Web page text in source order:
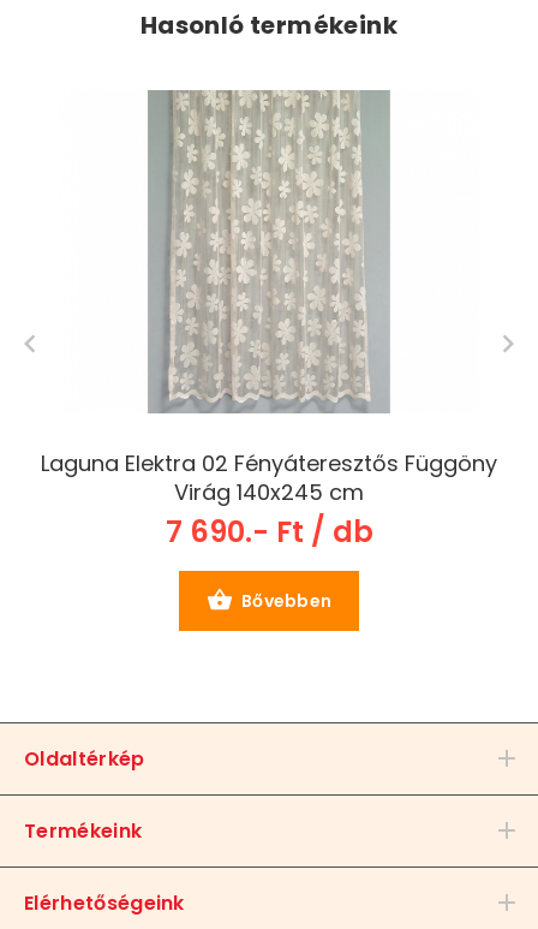
Hasonló termékeink
Laguna Elektra 02 Fényáteresztős Függöny
Virág 140x245 cm
7 690.- Ft / db
Bővebben
Oldaltérkép
Termékeink
Elérhetőségeink